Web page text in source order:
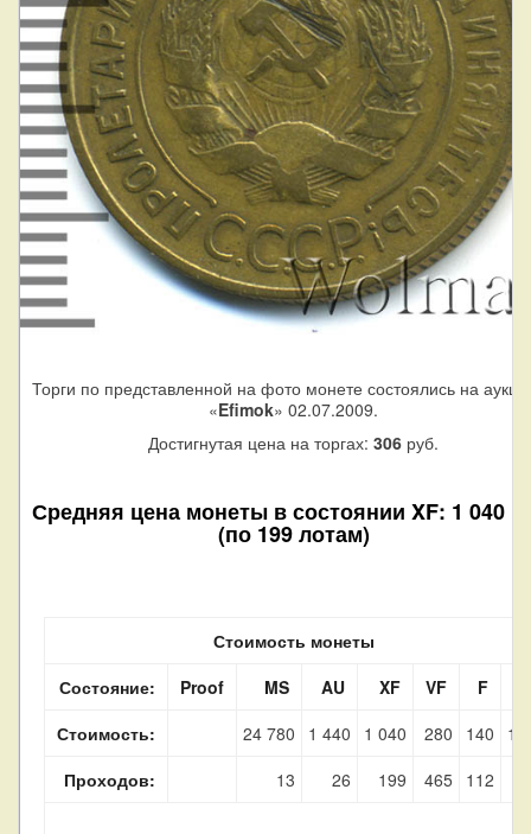
Торги по представленной на фото монете состоялись на
«Efimok» 02.07.2009.
Достигнутая цена на торгах: 306 руб.
Средняя цена монеты в состоянии XF: 1 040
(по 199 лотам)
Стоимость монеты
Состояние:
Proof MS AU XF VF F
Стоимость:
24 780 1 440 1 040 280 140
Проходов:
13 26 199 465 112